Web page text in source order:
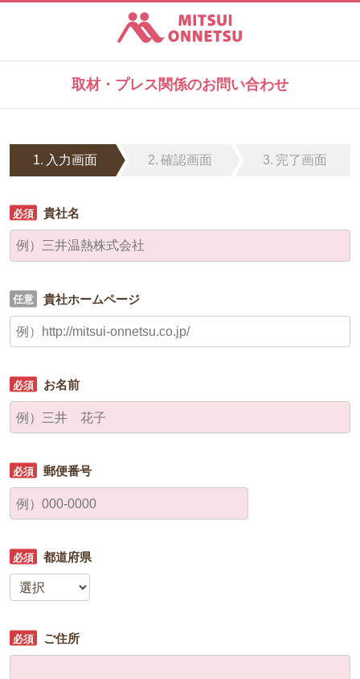
取材・プレス関係のお問い合わせ
入力画面 確認画面 完了画面
貴社名
貴社ホームページ
お名前
郵便番号
都道府県
ご住所